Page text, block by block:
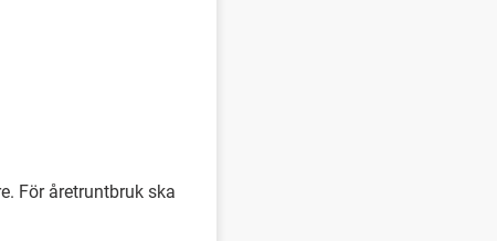
För åretruntbruk ska